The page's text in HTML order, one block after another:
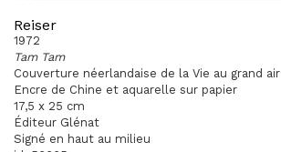
Reiser
1972
Tam Tam
Couverture néerlandaise de la Vie au grand air
Encre de Chine et aquarelle sur papier
17,5 x 25 cm
Éditeur Glénat
Signé en haut au milieu